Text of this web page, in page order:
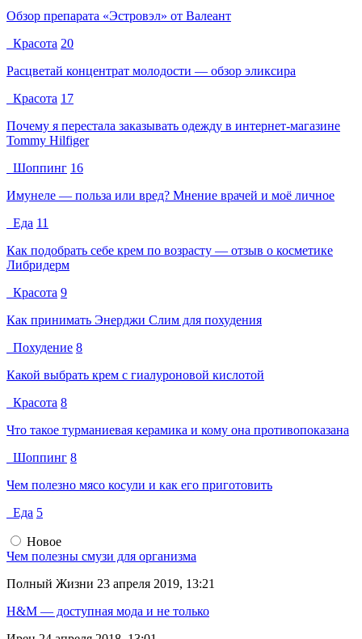
Обзор препарата «Эстровэл» от Валеант
Красота 20
Расцветай концентрат молодости — обзор эликсира
Красота 17
Почему я перестала заказывать одежду в интернет-магазине
Tommy Hilfiger
Шоппинг 16
Имунеле — польза или вред? Мнение врачей и моё личное
Еда 11
Как подобрать себе крем по возрасту — отзыв о косметике
Либридерм
Красота 9
Как принимать Энерджи Слим для похудения
Похудение 8
Какой выбрать крем с гиалуроновой кислотой
Красота 8
Что такое турманиевая керамика и кому она противопоказана
Шоппинг 8
Чем полезно мясо косули и как его приготовить
Еда 5
Новое
Чем полезны смузи для организма
Полный Жизни 23 апреля 2019, 13:21
H&M — доступная мода и не только